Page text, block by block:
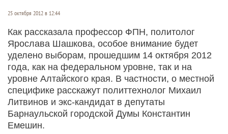
25 октября 2012 в 12:44
Как рассказала профессор ФПН, политолог
Ярослава Шашкова, особое внимание будет
уделено выборам, прошедшим 14 октября 2012
года, как на федеральном уровне, так и на
уровне Алтайского края. В частности, о местной
специфике расскажут политтехнолог Михаил
Литвинов и экс-кандидат в депутаты
Барнаульской городской Думы Константин
Емешин.